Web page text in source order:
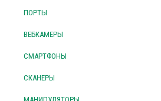
ПОРТЫ
ВЕБКАМЕРЫ
СМАРТФОНЫ
СКАНЕРЫ